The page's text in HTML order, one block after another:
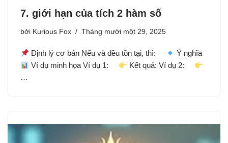
7. giới hạn của tích 2 hàm số
bởi Kurious Fox Tháng mười một 29, 2025
Định lý cơ bản Nếu và đều tồn tại, thì:
Ý nghĩa
Ví dụ minh họa Ví dụ 1:
Kết quả: Ví dụ 2:
…